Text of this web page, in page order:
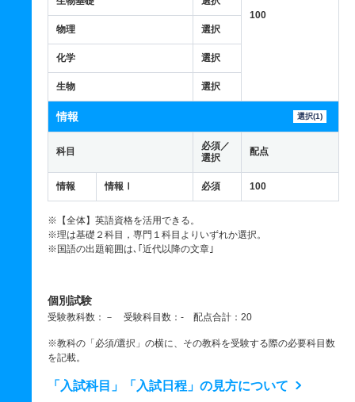
100
物理 選択
化学 選択
生物 選択
情報 選択(1)
科目
必須／
選択
配点
情報 情報Ⅰ 必須 100
※【全体】英語資格を活用できる。
※理は基礎２科目，専門１科目よりいずれか選択。
※国語の出題範囲は､｢近代以降の文章｣
個別試験
受験教科数：－ 受験科目数：- 配点合計：20
※教科の「必須/選択」の横に、その教科を受験する際の必要科目数
を記載。
「入試科目」「入試日程」の見方について